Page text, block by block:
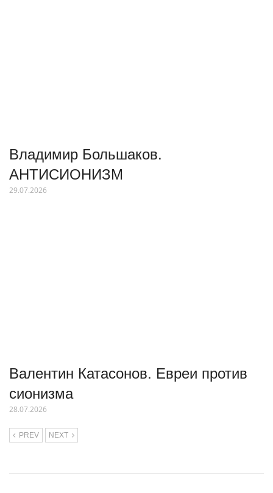
Владимир Большаков.
АНТИСИОНИЗМ
29.07.2026
Валентин Катасонов. Евреи против
сионизма
28.07.2026
PREV NEXT